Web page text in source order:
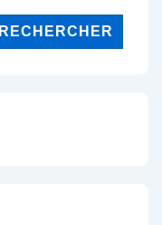
RECHERCHER